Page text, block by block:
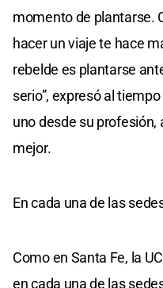
momento de plantarse.
hacer un viaje te hace
rebelde es plantarse
serio”, expresó al
uno desde su profesión,
mejor.
En cada una de las
Como en Santa Fe, la
en cada una de las